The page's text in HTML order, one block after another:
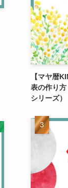
【マヤ暦
表の作り
シリーズ）